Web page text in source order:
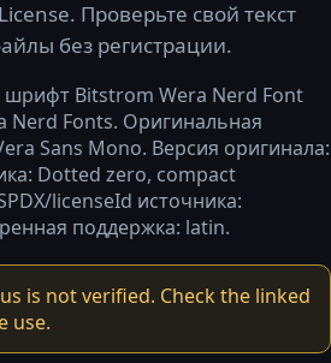
Проверьте свой текст
без регистрации.
Bitstrom Wera Nerd Font
Nerd Fonts. Оригинальная
Sans Mono. Версия оригинала:
Dotted zero, compact
licenseId источника:
поддержка: latin.
is not verified. Check the linked
use.